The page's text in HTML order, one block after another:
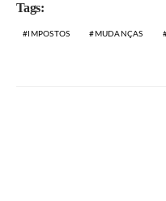
Tags:
IMPOSTOS MUDANÇAS